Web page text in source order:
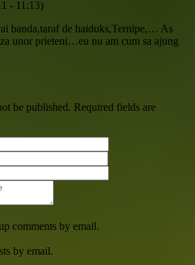
- 11:13)
banda,taraf de haiduks,Ternipe,… As
unor prieteni…eu nu am cum sa ajung
be published. Required fields are
comments by email.
by email.